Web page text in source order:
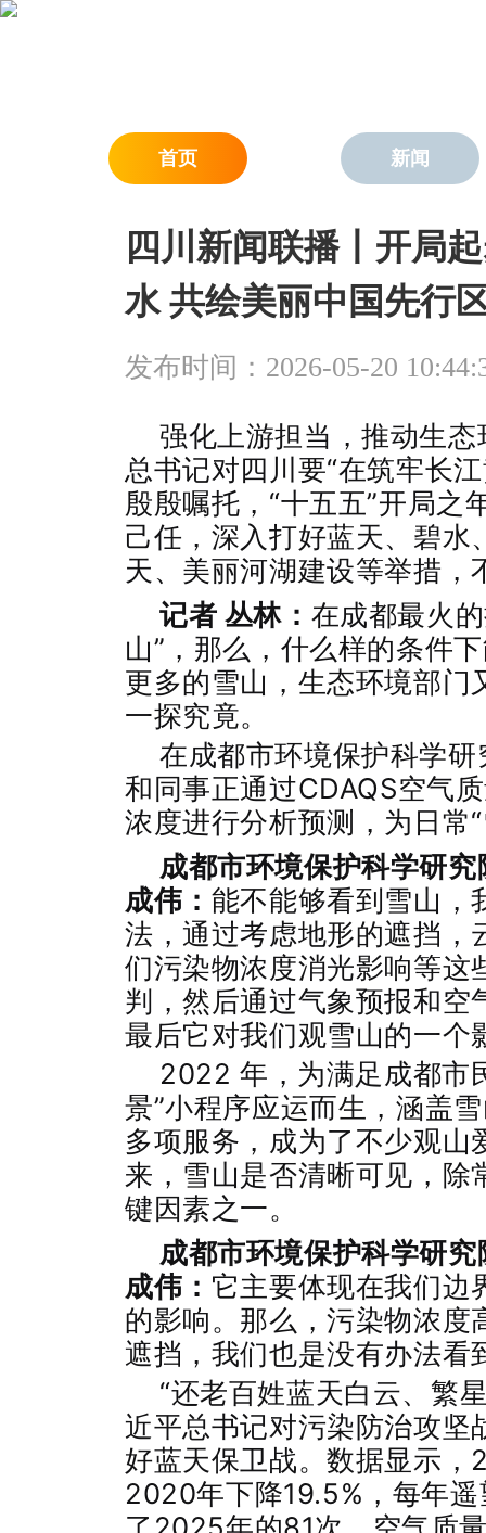
首页 新闻
四川新闻联播丨开局
水 共绘美丽中国先行
发布时间：2026-05-20
强化上游担当，推动生
总书记对四川要“在筑牢长
殷殷嘱托，“十五五”开局之
己任，深入打好蓝天、碧水
天、美丽河湖建设等举措，
记者 丛林： 在成都最火
山”，那么，什么样的条件
更多的雪山，生态环境部门
一探究竟。
在成都市环境保护科学
和同事正通过CDAQS空气
浓度进行分析预测，为日
成都市环境保护科学研
成伟： 能不能够看到雪山，
法，通过考虑地形的遮挡，
们污染物浓度消光影响等这
判，然后通过气象预报和空
最后它对我们观雪山的一
2022 年，为满足成都市
景”小程序应运而生，涵盖
多项服务，成为了不少观
来，雪山是否清晰可见，除
键因素之一。
成都市环境保护科学研
成伟： 它主要体现在我们边
的影响。那么，污染物浓度
遮挡，我们也是没有办法
“还老百姓蓝天白云、繁
近平总书记对污染防治攻坚
好蓝天保卫战。数据显示
2020年下降19.5%，每年